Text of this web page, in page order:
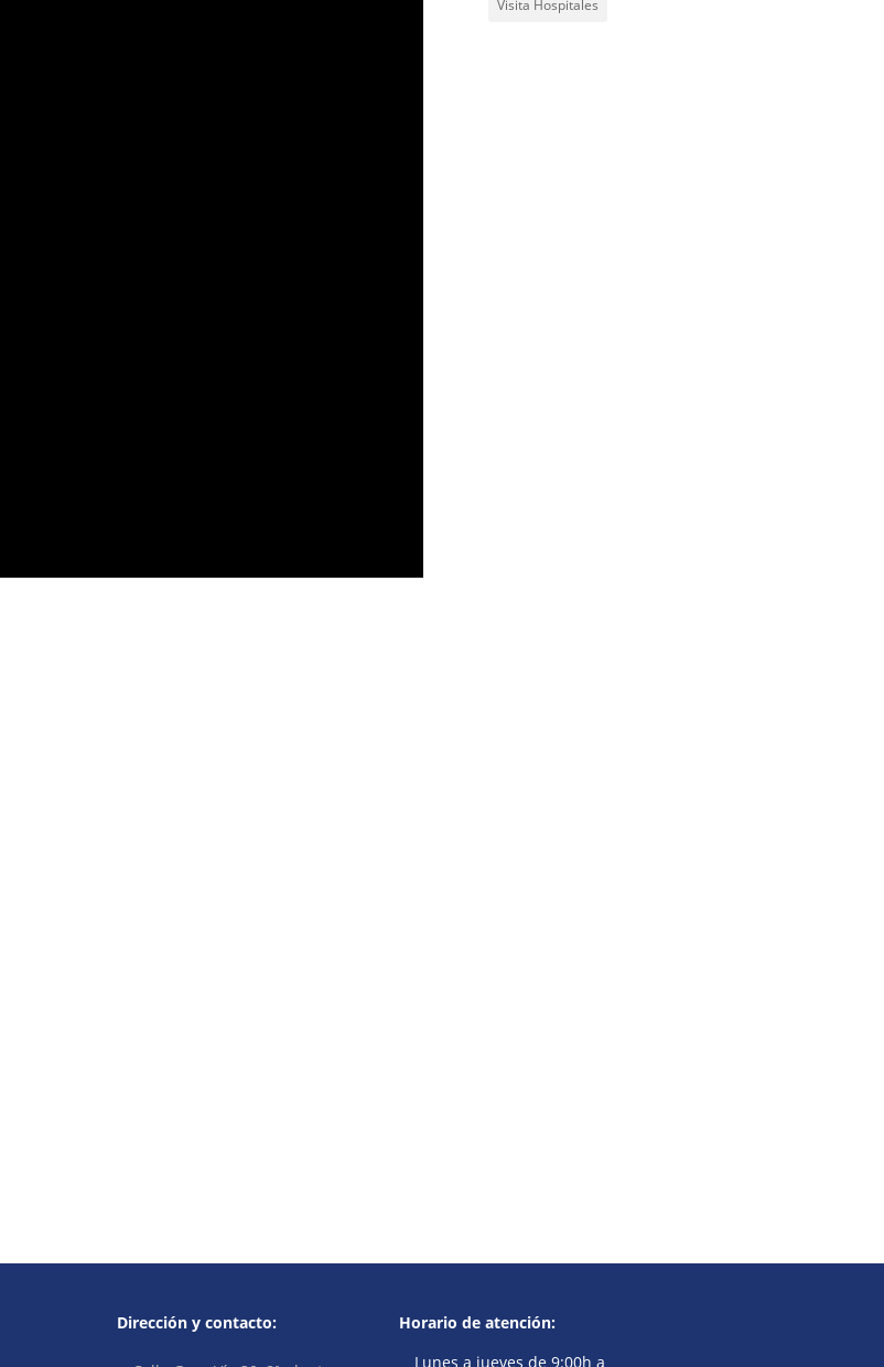
Visita Hospitales
Dirección y contacto:
Horario de atención:
Lunes a jueves de 9:00h a